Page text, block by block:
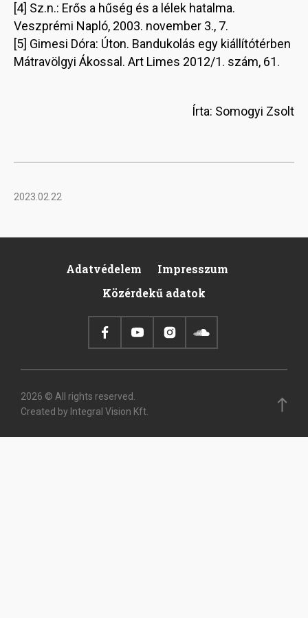
[4] Sz.n.: Erős a hűség és a lélek hatalma.
Veszprémi Napló, 2003. november 3., 7.
[5] Gimesi Dóra: Úton. Bandukolás egy kiállítótérben
Mátravölgyi Ákossal. Art Limes 2012/1. szám, 61.
Írta: Somogyi Zsolt
2023.02.22
Adatvédelem
Impresszum
Közérdekű adatok
2026 © All rights reserved.
Created by Integral Vision Kft.